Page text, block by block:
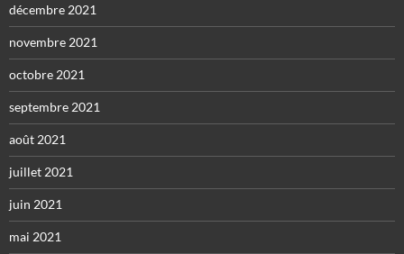
décembre 2021
novembre 2021
octobre 2021
septembre 2021
août 2021
juillet 2021
juin 2021
mai 2021